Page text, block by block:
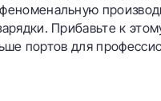
Прибавьте к
портов для